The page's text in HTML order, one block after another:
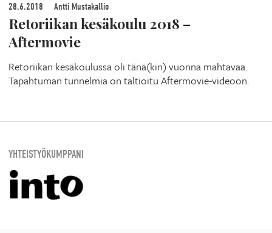
28.6.2018 Antti Mustakallio
Retoriikan kesäkoulu 2018 –
Aftermovie
Retoriikan kesäkoulussa oli tänä(kin) vuonna mahtavaa.
Tapahtuman tunnelmia on taltioitu Aftermovie-videoon.
YHTEISTYÖKUMPPANI